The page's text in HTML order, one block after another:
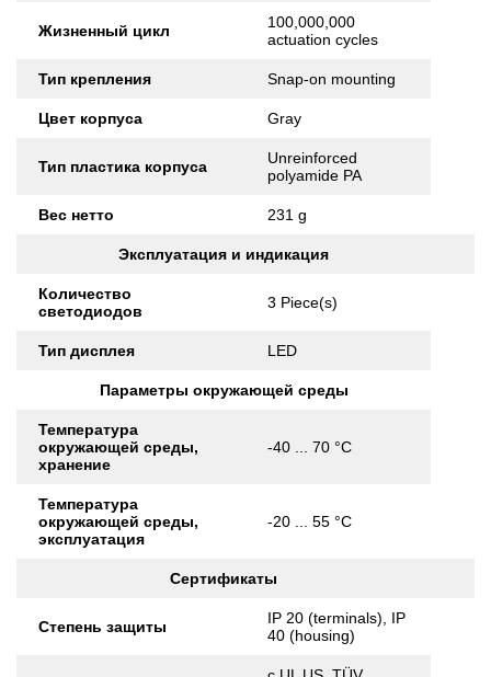
Жизненный цикл
100,000,000
actuation cycles
Тип крепления Snap-on mounting
Цвет корпуса Gray
Тип пластика корпуса
Unreinforced
polyamide PA
Вес нетто 231 g
Эксплуатация и индикация
Количество
светодиодов
3 Piece(s)
Тип дисплея LED
Параметры окружающей среды
Температура
окружающей среды,
хранение
-40 ... 70 °C
Температура
окружающей среды,
эксплуатация
-20 ... 55 °C
Сертификаты
Степень защиты
IP 20 (terminals), IP
40 (housing)